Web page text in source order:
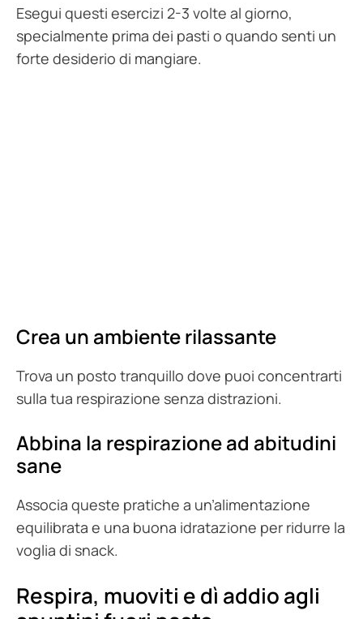
Esegui questi esercizi 2-3 volte al giorno,
specialmente prima dei pasti o quando senti un
forte desiderio di mangiare.
Crea un ambiente rilassante
Trova un posto tranquillo dove puoi concentrarti
sulla tua respirazione senza distrazioni.
Abbina la respirazione ad abitudini
sane
Associa queste pratiche a un’alimentazione
equilibrata e una buona idratazione per ridurre la
voglia di snack.
Respira, muoviti e dì addio agli